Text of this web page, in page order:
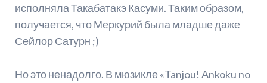
исполняла Такабатакэ Касуми. Таким образом,
получается, что Меркурий была младше даже
Сейлор Сатурн ;)
Но это ненадолго. В мюзикле «Tanjou! Ankoku no